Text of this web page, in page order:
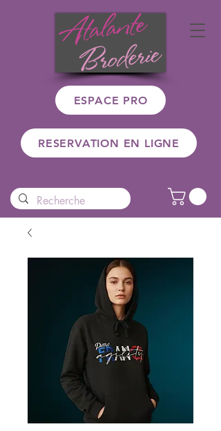
ESPACE PRO
RESERVATION EN LIGNE